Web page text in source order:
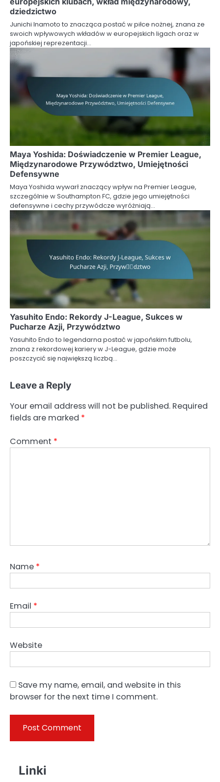
dziedzictwo
Junichi Inamoto to znacząca postać w piłce nożnej, znana ze
swoich wpływowych wkładów w europejskich ligach oraz w
japońskiej reprezentacji…
Maya Yoshida: Doświadczenie w Premier League,
Międzynarodowe Przywództwo, Umiejętności
Defensywne
Maya Yoshida wywarł znaczący wpływ na Premier League,
szczególnie w Southampton FC, gdzie jego umiejętności
defensywne i cechy przywódcze wyróżniają…
Yasuhito Endo: Rekordy J-League, Sukces w
Pucharze Azji, Przywództwo
Yasuhito Endo to legendarna postać w japońskim futbolu,
znana z rekordowej kariery w J-League, gdzie może
poszczycić się największą liczbą…
Leave a Reply
Your email address will not be published. Required
fields are marked *
Comment *
Name *
Email *
Website
Save my name, email, and website in this
browser for the next time I comment.
Linki